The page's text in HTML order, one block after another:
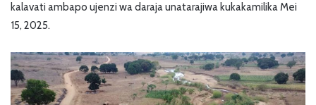
kalavati ambapo ujenzi wa daraja unatarajiwa kukakamilika Mei
15, 2025.